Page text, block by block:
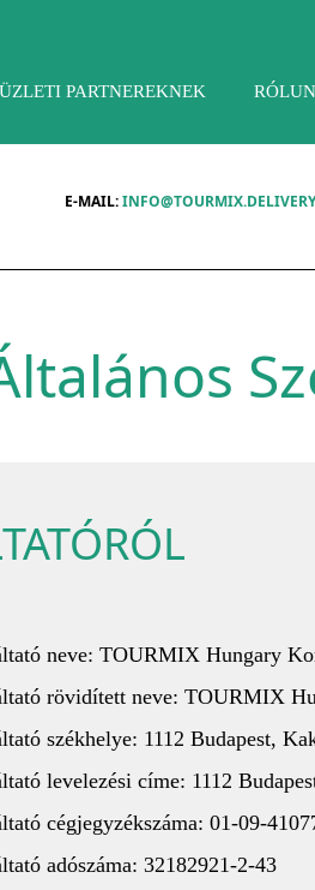
ÜZLETI PARTNEREKNEK
E-MAIL:INFO@TOURMIX.DELIVERY
neve: TOURMIX Hungary
rövidített neve: TOURMIX
székhelye: 1112 Budapest,
levelezési címe: 1112
cégjegyzékszáma: 01-09-
adószáma: 32182921-2-43